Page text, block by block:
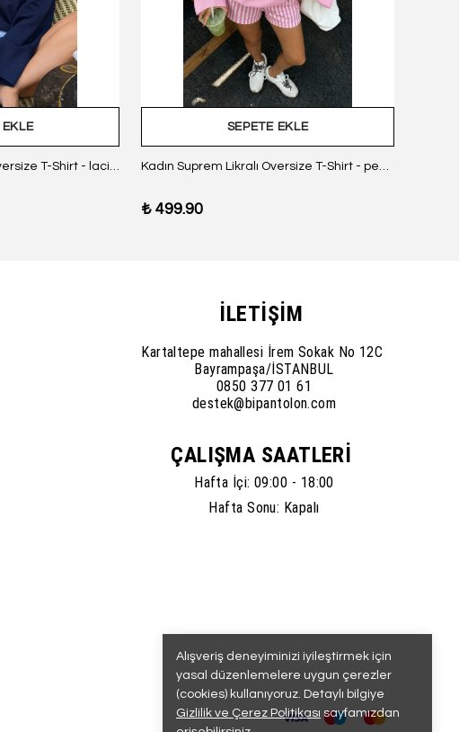
Alışveriş deneyiminizi iyileştirmek için
yasal düzenlemelere uygun çerezler
(cookies) kullanıyoruz. Detaylı bilgiye
Gizlilik ve Çerez Politikası sayfamızdan
EKLE
Kadın Suprem Likralı Oversize T-Shirt - lacivert
SEPETE EKLE
Kadın Suprem Likralı Oversize T-Shirt - pembe
₺ 499.90
İLETİŞİM
Kartaltepe mahallesi İrem Sokak No 12C
Bayrampaşa/İSTANBUL
0850 377 01 61
destek@bipantolon.com
ÇALIŞMA SAATLERİ
Hafta İçi: 09:00 - 18:00
Hafta Sonu: Kapalı